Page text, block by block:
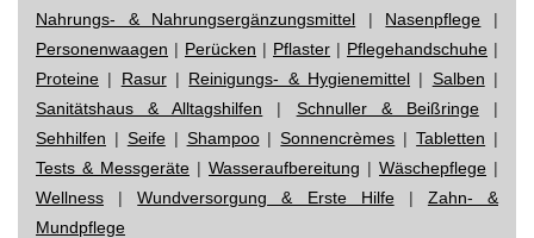
Nahrungs- & Nahrungsergänzungsmittel | Nasenpflege |
Personenwaagen | Perücken | Pflaster | Pflegehandschuhe |
Proteine | Rasur| Reinigungs- & Hygienemittel | Salben |
Sanitätshaus & Alltagshilfen | Schnuller & Beißringe|
Sehhilfen | Seife| Shampoo|Sonnencrèmes |Tabletten |
Tests & Messgeräte | Wasseraufbereitung | Wäschepflege |
Wellness |Wundversorgung & Erste Hilfe| Zahn- &
Mundpflege